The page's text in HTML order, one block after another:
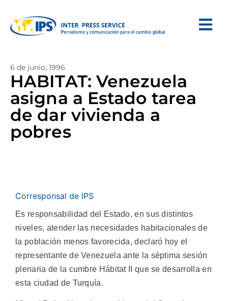
6 de junio, 1996
HABITAT: Venezuela
asigna a Estado tarea
de dar vivienda a
pobres
Corresponsal de IPS
Es responsabilidad del Estado, en sus distintos
niveles, atender las necesidades habitacionales de
la población menos favorecida, declaró hoy el
representante de Venezuela ante la séptima sesión
plenaria de la cumbre Hábitat II que se desarrolla en
esta ciudad de Turquía.